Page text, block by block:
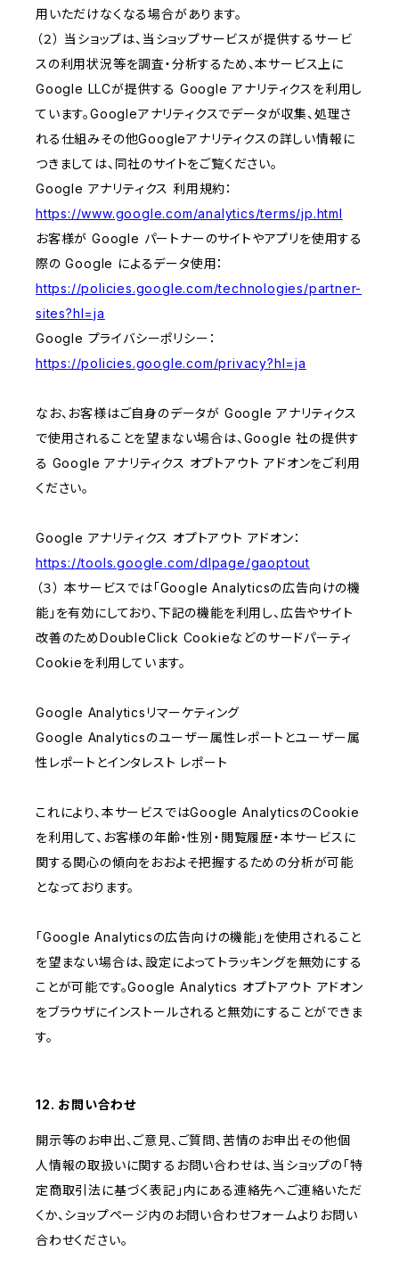
用いただけなくなる場合があります。
（２） 当ショップは、当ショップサービスが提供するサービ
スの利用状況等を調査・分析するため、本サービス上に
Google LLCが提供する Google アナリティクスを利用し
ています。Googleアナリティクスでデータが収集、処理さ
れる仕組みその他Googleアナリティクスの詳しい情報に
つきましては、同社のサイトをご覧ください。
Google アナリティクス 利用規約：
https://www.google.com/analytics/terms/jp.html
お客様が Google パートナーのサイトやアプリを使用する
際の Google によるデータ使用：
https://policies.google.com/technologies/partner-
sites?hl=ja
Google プライバシーポリシー：
https://policies.google.com/privacy?hl=ja
なお、お客様はご自身のデータが Google アナリティクス
で使用されることを望まない場合は、Google 社の提供す
る Google アナリティクス オプトアウト アドオンをご利用
ください。
Google アナリティクス オプトアウト アドオン：
https://tools.google.com/dlpage/gaoptout
（３） 本サービスでは「Google Analyticsの広告向けの機
能」を有効にしており、下記の機能を利用し、広告やサイト
改善のためDoubleClick Cookieなどのサードパーティ
Cookieを利用しています。
Google Analyticsリマーケティング
Google Analyticsのユーザー属性レポートとユーザー属
性レポートとインタレスト レポート
これにより、本サービスではGoogle AnalyticsのCookie
を利用して、お客様の年齢・性別・閲覧履歴・本サービスに
関する関心の傾向をおおよそ把握するための分析が可能
となっております。
「Google Analyticsの広告向けの機能」を使用されること
を望まない場合は、設定によってトラッキングを無効にする
ことが可能です。Google Analytics オプトアウト アドオン
をブラウザにインストールされると無効にすることができま
す。
12. お問い合わせ
開示等のお申出、ご意見、ご質問、苦情のお申出その他個
人情報の取扱いに関するお問い合わせは、当ショップの「特
定商取引法に基づく表記」内にある連絡先へご連絡いただ
くか、ショップページ内のお問い合わせフォームよりお問い
合わせください。